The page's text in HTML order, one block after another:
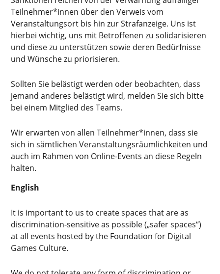
Teilnehmer*innen über den Verweis vom
Veranstaltungsort bis hin zur Strafanzeige. Uns ist
hierbei wichtig, uns mit Betroffenen zu solidarisieren
und diese zu unterstützen sowie deren Bedürfnisse
und Wünsche zu priorisieren.
Sollten Sie belästigt werden oder beobachten, dass
jemand anderes belästigt wird, melden Sie sich bitte
bei einem Mitglied des Teams.
Wir erwarten von allen Teilnehmer*innen, dass sie
sich in sämtlichen Veranstaltungsräumlichkeiten und
auch im Rahmen von Online-Events an diese Regeln
halten.
English
It is important to us to create spaces that are as
discrimination-sensitive as possible („safer spaces“)
at all events hosted by the Foundation for Digital
Games Culture.